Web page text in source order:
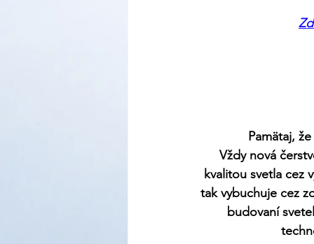
Pamätaj,
Vždy nová
kvalitou svetla cez
tak vybuchuje cez
budovaní